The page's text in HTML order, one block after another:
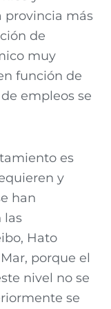
provincia más
de
muy
función de
empleos se
es
y
han
las
Hato
porque el
nivel no se
se